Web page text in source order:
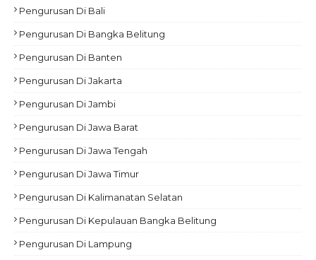
Pengurusan Di Bali
Pengurusan Di Bangka Belitung
Pengurusan Di Banten
Pengurusan Di Jakarta
Pengurusan Di Jambi
Pengurusan Di Jawa Barat
Pengurusan Di Jawa Tengah
Pengurusan Di Jawa Timur
Pengurusan Di Kalimanatan Selatan
Pengurusan Di Kepulauan Bangka Belitung
Pengurusan Di Lampung